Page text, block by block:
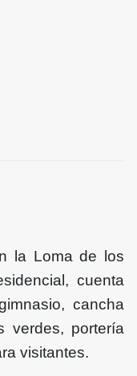
la Loma de los
cuenta
cancha
verdes, portería
visitantes.